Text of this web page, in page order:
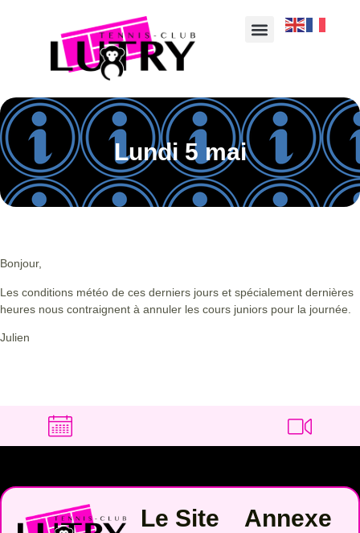
Lundi 5 mai
Bonjour,
Les conditions météo de ces derniers jours et spécialement dernières
heures nous contraignent à annuler les cours juniors pour la journée.
Julien
Le Site
Annexe